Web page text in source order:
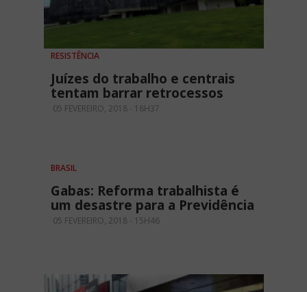
RESISTÊNCIA
Juízes do trabalho e centrais
tentam barrar retrocessos
05 FEVEREIRO, 2018 - 18H37
BRASIL
Gabas: Reforma trabalhista é
um desastre para a Previdência
05 FEVEREIRO, 2018 - 15H46